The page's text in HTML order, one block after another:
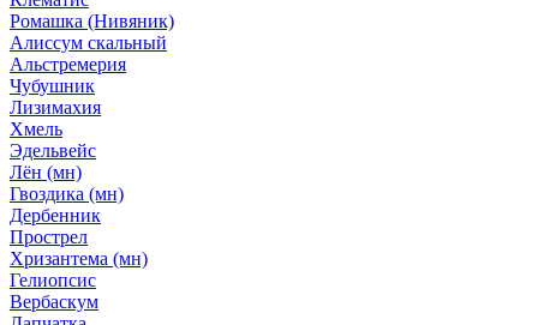
Ромашка (Нивяник)
Алиссум скальный
Альстремерия
Чубушник
Лизимахия
Хмель
Эдельвейс
Лён (мн)
Гвоздика (мн)
Дербенник
Прострел
Хризантема (мн)
Гелиопсис
Вербаскум